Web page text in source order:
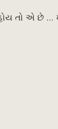
હોય તો એ છે